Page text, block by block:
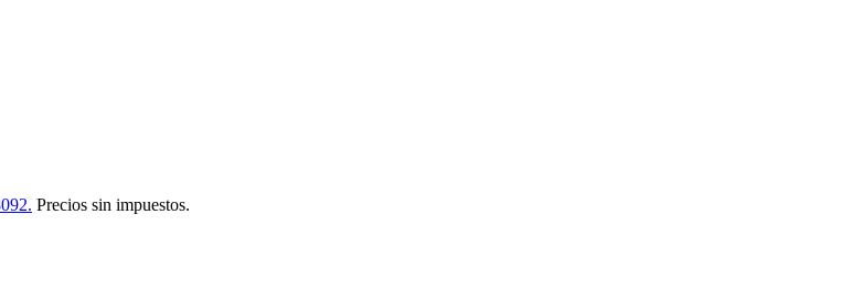
Precios sin impuestos.